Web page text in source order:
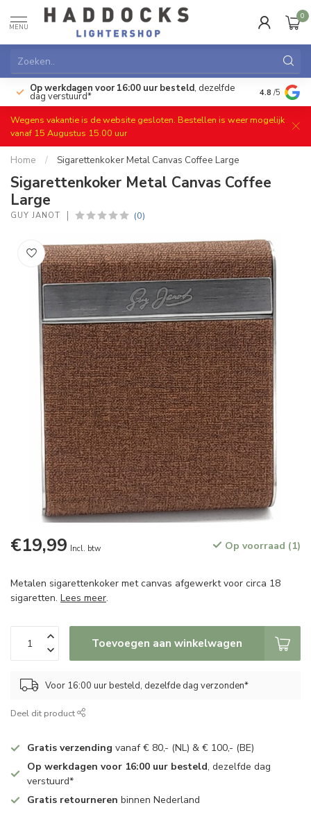
MENU
0
Op werkdagen voor 16:00 uur besteld, dezelfde
dag verstuurd* Gratis
4.8 /5
Wegens vakantie is de website gesloten. Bestellen is weer mogelijk
vanaf 15 Augustus 15.00 uur
Home / Sigarettenkoker Metal Canvas Coffee Large
Sigarettenkoker Metal Canvas Coffee
Large
GUY JANOT (0)
€19,99 Incl. btw Op voorraad (1)
Metalen sigarettenkoker met canvas afgewerkt voor circa 18
sigaretten. Lees meer.
Toevoegen aan winkelwagen
Voor 16:00 uur besteld, dezelfde dag verzonden*
Deel dit product
Gratis verzending vanaf € 80,- (NL) & € 100,- (BE)
Op werkdagen voor 16:00 uur besteld, dezelfde dag
verstuurd*
Gratis retourneren binnen Nederland